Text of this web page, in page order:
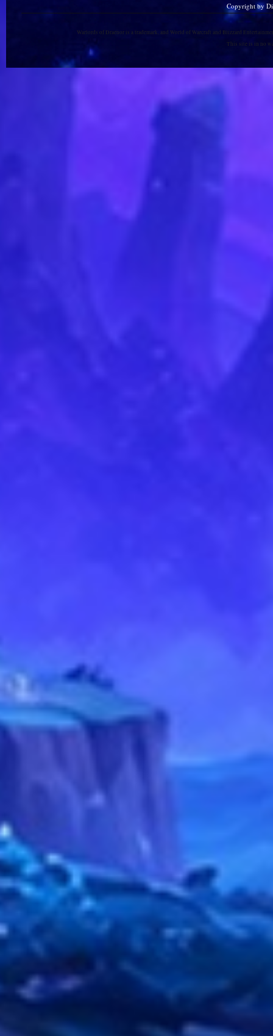
Copyright by
Warlords of Draenor is a trademark, and World of Warcraft and Blizzard
This site is in no